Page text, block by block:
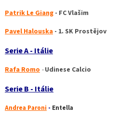
Patrik Le Giang - FC Vlašim
Pavel Halouska - 1. SK Prostějov
Serie A - Itálie
Rafa Romo -Udinese Calcio
Serie B - Itálie
Andrea Paroni - Entella